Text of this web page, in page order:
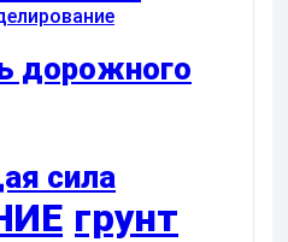
дорожного
сила
грунт